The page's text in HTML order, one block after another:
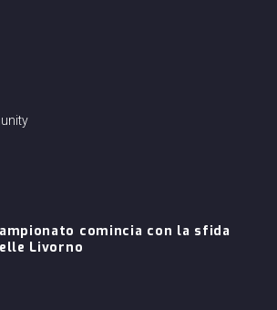
comincia con la sfida
Livorno